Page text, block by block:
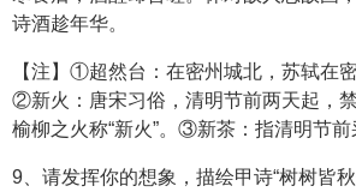
诗酒趁年华。
【注】①超然台：在密州城北，苏轼在
②新火：唐宋习俗，清明节前两天起，
榆柳之火称“新火”。③新茶：指清明节前
9、请发挥你的想象，描绘甲诗“树树皆